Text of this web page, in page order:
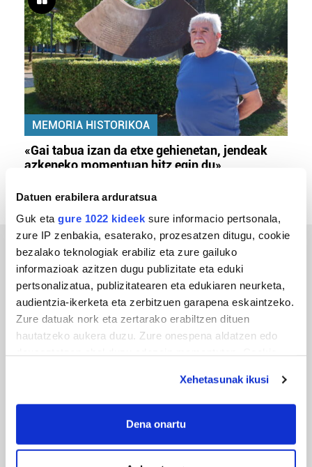
Datuen erabilera arduratsua
Guk eta gure 1022 kideek sure informacio pertsonala,
zure IP zenbakia, esaterako, prozesatzen ditugu, cookie
bezalako teknologiak erabiliz eta zure gailuko
informazioak azitzen dugu publizitate eta eduki
pertsonalizatua, publizitatearen eta edukiaren neurketa,
audientzia-ikerketa eta zerbitzuen garapena eskaintzeko.
Zure datuak nork eta zertarako erabiltzen dituen
hautatzeko aukera duzu. Zure onespena aldatzen edo
If you allow, we would also like to:
Collect information about your geographical
Xehetasunak ikusi
Dena onartu
MEMORIA HISTORIKOA
«Gai tabua izan da etxe gehienetan, jendeak
azkeneko momentuan hitz egin du»
ERREPORTAJEAK
Urbiako zelaiak erromeria leku